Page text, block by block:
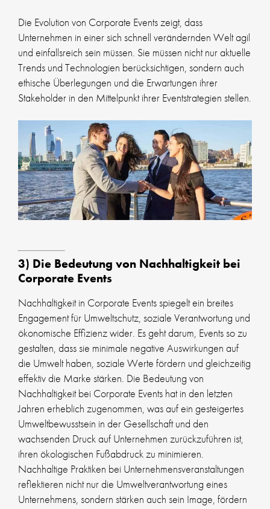
Die Evolution von Corporate Events zeigt, dass
Unternehmen in einer sich schnell verändernden Welt agil
und einfallsreich sein müssen. Sie müssen nicht nur aktuelle
Trends und Technologien berücksichtigen, sondern auch
ethische Überlegungen und die Erwartungen ihrer
Stakeholder in den Mittelpunkt ihrer Eventstrategien stellen.
3) Die Bedeutung von Nachhaltigkeit bei
Corporate Events
Nachhaltigkeit in Corporate Events spiegelt ein breites
Engagement für Umweltschutz, soziale Verantwortung und
ökonomische Effizienz wider. Es geht darum, Events so zu
gestalten, dass sie minimale negative Auswirkungen auf
die Umwelt haben, soziale Werte fördern und gleichzeitig
effektiv die Marke stärken. Die Bedeutung von
Nachhaltigkeit bei Corporate Events hat in den letzten
Jahren erheblich zugenommen, was auf ein gesteigertes
Umweltbewusstsein in der Gesellschaft und den
wachsenden Druck auf Unternehmen zurückzuführen ist,
ihren ökologischen Fußabdruck zu minimieren.
Nachhaltige Praktiken bei Unternehmensveranstaltungen
reflektieren nicht nur die Umweltverantwortung eines
Unternehmens, sondern stärken auch sein Image, fördern